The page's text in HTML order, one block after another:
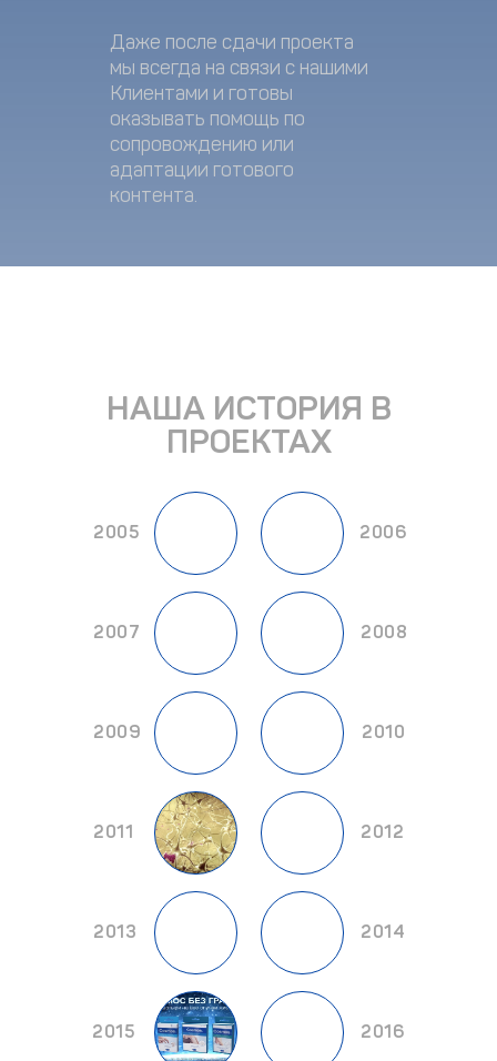
Даже после сдачи проекта
мы всегда на связи с нашими
Клиентами и готовы
оказывать помощь по
сопровождению или
адаптации готового
контента.
НАША ИСТОРИЯ В
ПРОЕКТАХ
2005
2007 2008
2009 2010
2006
2011 2012
2013 2014
2015 2016